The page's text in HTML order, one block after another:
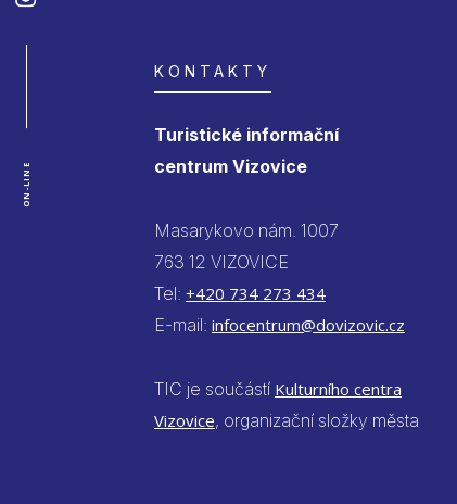
ON-LINE
KONTAKTY
Turistické informační
centrum Vizovice
Masarykovo nám. 1007
763 12 VIZOVICE
Tel: +420 734 273 434
E-mail: infocentrum@dovizovic.cz
TIC je součástí Kulturního centra
Vizovice, organizační složky města